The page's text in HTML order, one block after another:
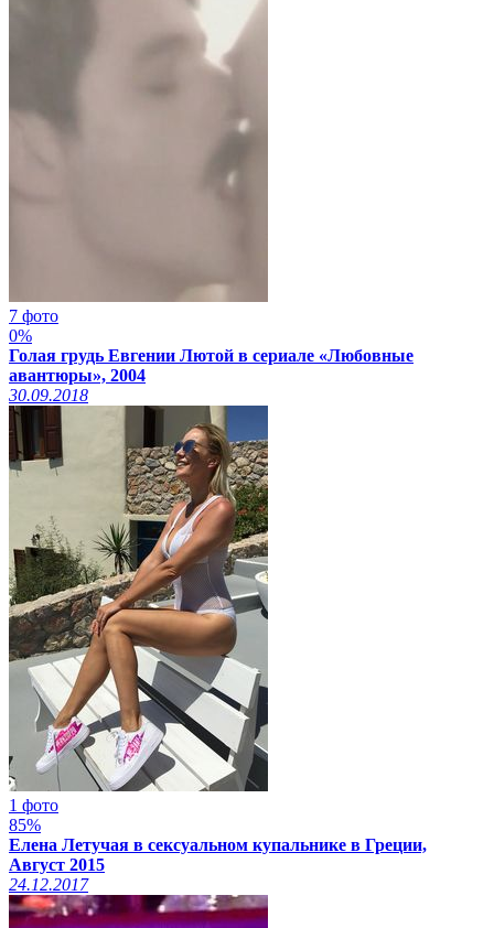
7 фото
0%
Голая грудь Евгении Лютой в сериале «Любовные
авантюры», 2004
30.09.2018
1 фото
85%
Елена Летучая в сексуальном купальнике в Греции,
Август 2015
24.12.2017